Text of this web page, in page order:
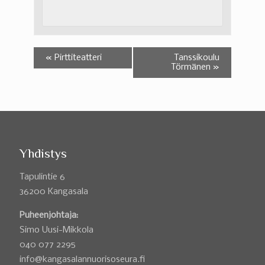
« Pirttiteatteri
Tanssikoulu
Törmänen »
Yhdistys
Tapulintie 6
36200 Kangasala
Puheenjohtaja:
Simo Uusi-Mikkola
040 077 2295
info@kangasalannuorisoseura.fi